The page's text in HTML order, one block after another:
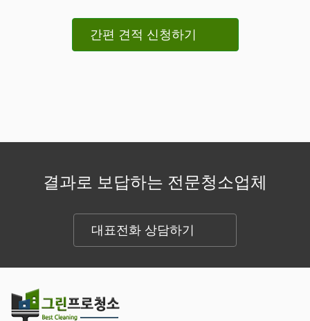
간편 견적 신청하기
결과로 보답하는 전문청소업체
대표전화 상담하기